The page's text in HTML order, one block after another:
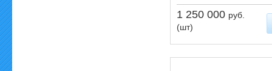
1 250 000 руб.
(шт)